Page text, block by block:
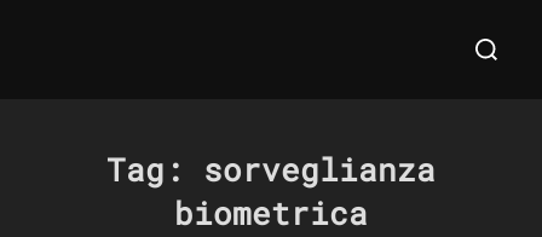
Cerca
Tag: sorveglianza
biometrica